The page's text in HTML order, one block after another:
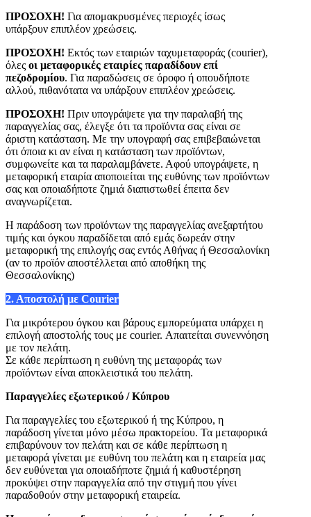
ΠΡΟΣΟΧΗ! Για απομακρυσμένες περιοχές ίσως
υπάρξουν επιπλέον χρεώσεις.
ΠΡΟΣΟΧΗ! Εκτός των εταιριών ταχυμεταφοράς (courier),
όλες οι μεταφορικές εταιρίες παραδίδουν επί
πεζοδρομίου. Για παραδώσεις σε όροφο ή οπουδήποτε
αλλού, πιθανότατα να υπάρξουν επιπλέον χρεώσεις.
ΠΡΟΣΟΧΗ! Πριν υπογράψετε για την παραλαβή της
παραγγελίας σας, έλεγξε ότι τα προϊόντα σας είναι σε
άριστη κατάσταση. Με την υπογραφή σας επιβεβαιώνεται
ότι όποια κι αν είναι η κατάσταση των προϊόντων,
συμφωνείτε και τα παραλαμβάνετε. Αφού υπογράψετε, η
μεταφορική εταιρία αποποιείται της ευθύνης των προϊόντων
σας και οποιαδήποτε ζημιά διαπιστωθεί έπειτα δεν
αναγνωρίζεται.
Η παράδοση των προϊόντων της παραγγελίας ανεξαρτήτου
τιμής και όγκου παραδίδεται από εμάς δωρεάν στην
μεταφορική της επιλογής σας εντός Αθήνας ή Θεσσαλονίκη
(αν το προϊόν αποστέλλεται από αποθήκη της
Θεσσαλονίκης)
2. Αποστολή με Courier
Για μικρότερου όγκου και βάρους εμπορεύματα υπάρχει η
επιλογή αποστολής τους με courier. Απαιτείται συνεννόηση
με τον πελάτη.
Σε κάθε περίπτωση η ευθύνη της μεταφοράς των
προϊόντων είναι αποκλειστικά του πελάτη.
Παραγγελίες εξωτερικού / Κύπρου
Για παραγγελίες του εξωτερικού ή της Κύπρου, η
παράδοση γίνεται μόνο μέσω πρακτορείου. Τα μεταφορικά
επιβαρύνουν τον πελάτη και σε κάθε περίπτωση η
μεταφορά γίνεται με ευθύνη του πελάτη και η εταιρεία μας
δεν ευθύνεται για οποιαδήποτε ζημιά ή καθυστέρηση
προκύψει στην παραγγελία από την στιγμή που γίνει
παραδοθούν στην μεταφορική εταιρεία.